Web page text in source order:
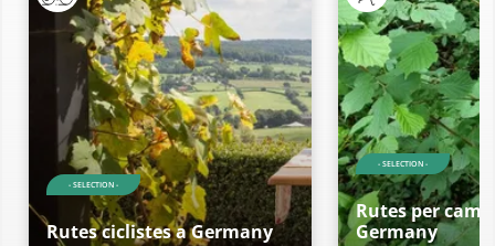
- SELECTION -
Rutes ciclistes a Germany
- SELECTION -
Rutes per
Germany